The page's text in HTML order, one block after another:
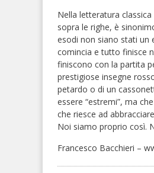
Nella letteratura
sopra le righe, è
esodi non siano stati un
comincia e tutto finisce
finiscono con la partita
prestigiose insegne
petardo o di un
essere “estremi”, ma
che riesce ad
Noi siamo proprio così.
Francesco Bacchieri –